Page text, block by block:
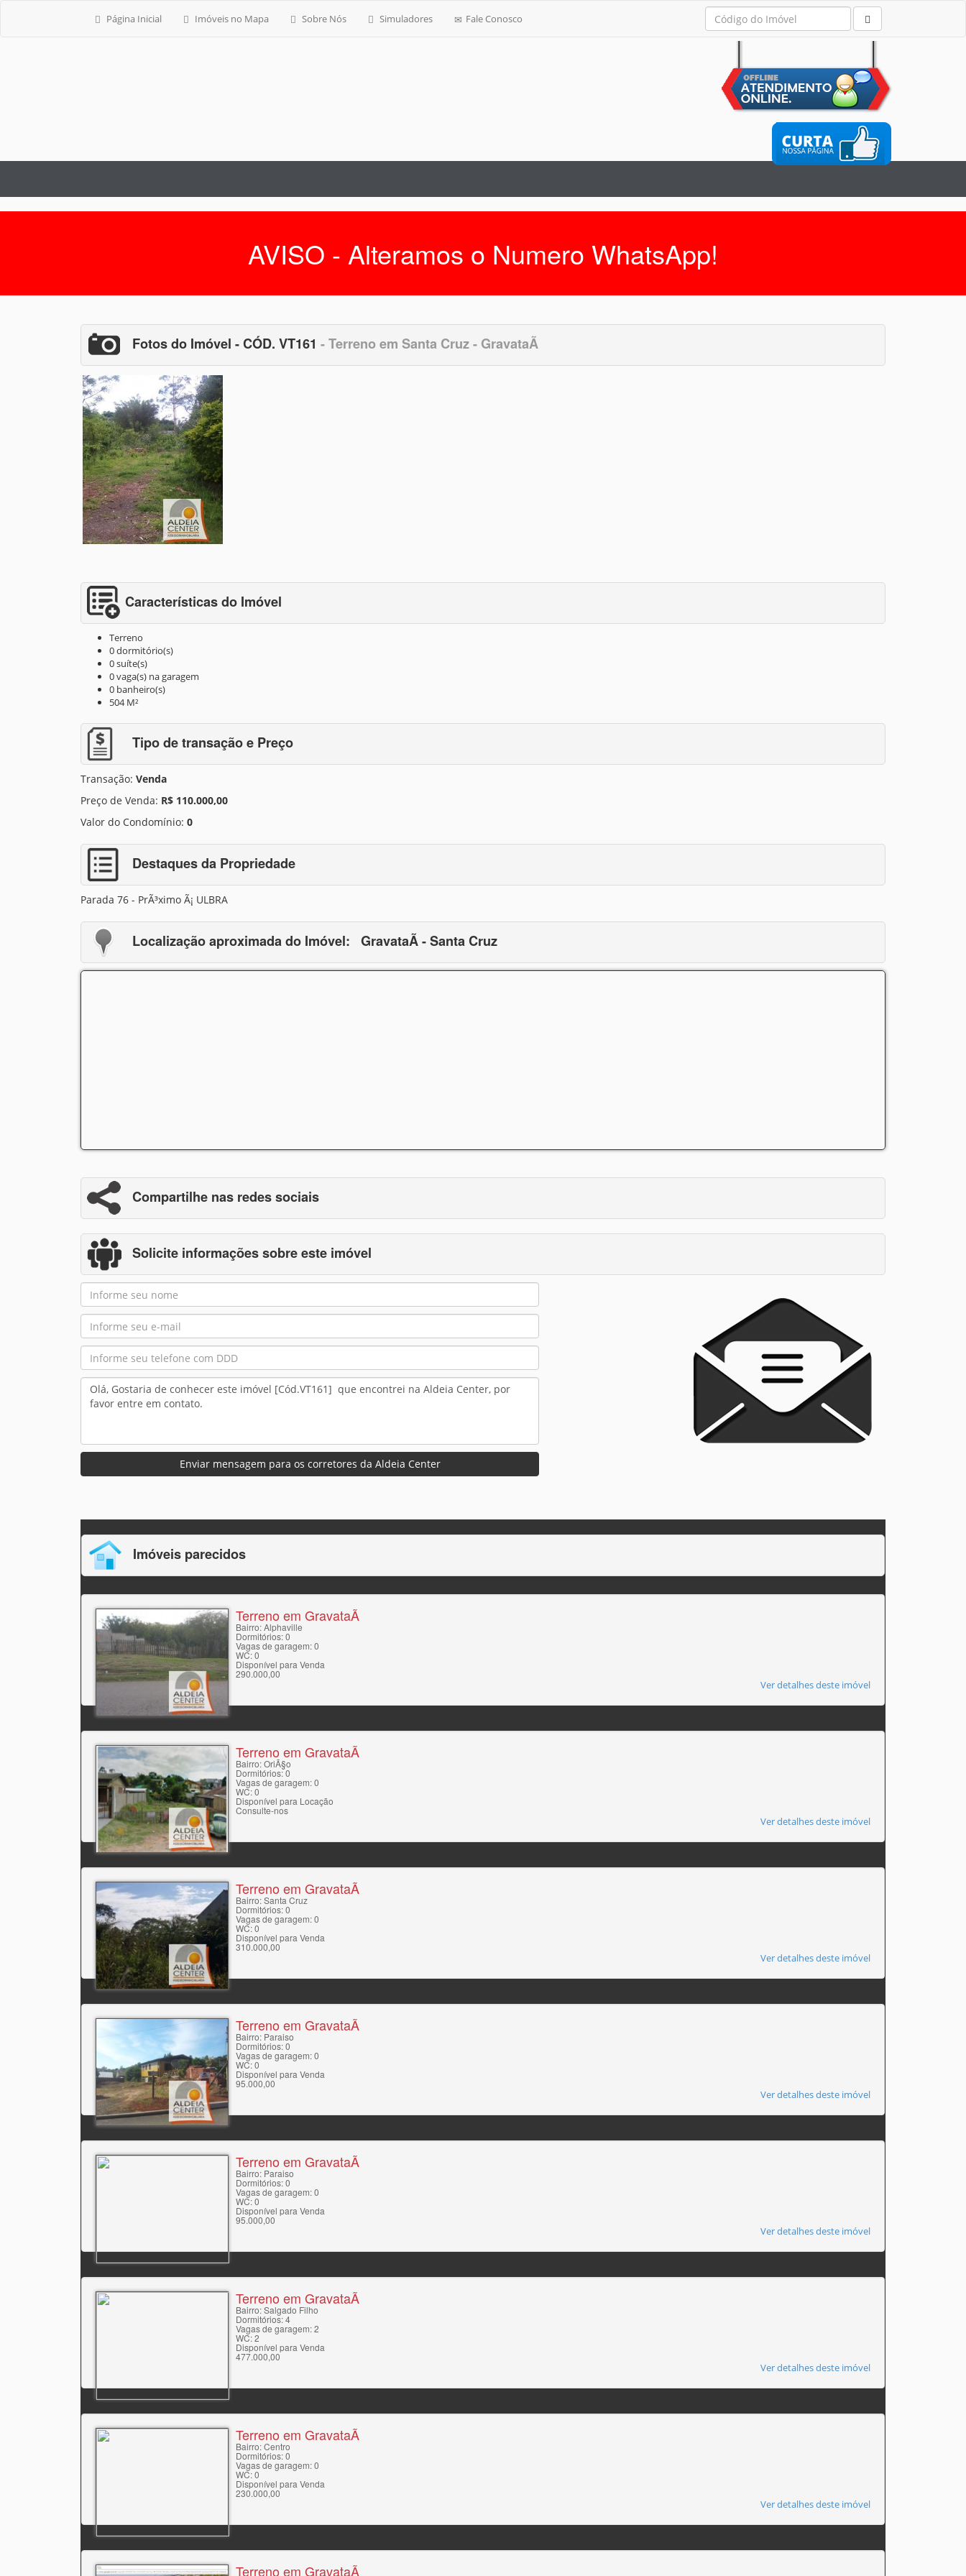
Página Inicial Imóveis no Mapa Sobre Nós Simuladores Fale Conosco
AVISO - Alteramos o Numero WhatsApp!
Fotos do Imóvel - CÓD. VT161 - Terreno em Santa Cruz - GravataÃ­
Características do Imóvel
Terreno
0 dormitório(s)
0 suíte(s)
0 vaga(s) na garagem
0 banheiro(s)
504 M²
Tipo de transação e Preço
Transação: Venda
Preço de Venda: R$ 110.000,00
Valor do Condomínio: 0
Destaques da Propriedade
Parada 76 - PrÃ³ximo Ã¡ ULBRA
Localização aproximada do Imóvel: GravataÃ­ - Santa Cruz
Compartilhe nas redes sociais
Solicite informações sobre este imóvel
Enviar mensagem para os corretores da Aldeia Center
Imóveis parecidos
Terreno em GravataÃ­
Bairro: Alphaville
Dormitórios: 0
Vagas de garagem: 0
WC: 0
Disponível para Venda
290.000,00
Ver detalhes deste imóvel
Terreno em GravataÃ­
Bairro: OriÃ§o
Dormitórios: 0
Vagas de garagem: 0
WC: 0
Disponível para Locação
Consulte-nos
Ver detalhes deste imóvel
Terreno em GravataÃ­
Bairro: Santa Cruz
Dormitórios: 0
Vagas de garagem: 0
WC: 0
Disponível para Venda
310.000,00
Ver detalhes deste imóvel
Terreno em GravataÃ­
Bairro: Paraiso
Dormitórios: 0
Vagas de garagem: 0
WC: 0
Disponível para Venda
95.000,00
Ver detalhes deste imóvel
Terreno em GravataÃ­
Bairro: Paraiso
Dormitórios: 0
Vagas de garagem: 0
WC: 0
Disponível para Venda
95.000,00
Ver detalhes deste imóvel
Terreno em GravataÃ­
Bairro: Salgado Filho
Dormitórios: 4
Vagas de garagem: 2
WC: 2
Disponível para Venda
477.000,00
Ver detalhes deste imóvel
Terreno em GravataÃ­
Bairro: Centro
Dormitórios: 0
Vagas de garagem: 0
WC: 0
Disponível para Venda
230.000,00
Ver detalhes deste imóvel
Terreno em GravataÃ­